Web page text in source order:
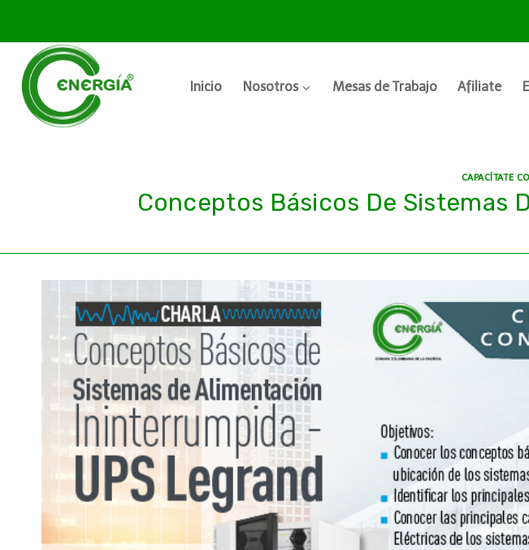
Inicio Nosotros Mesas de Trabajo Afiliate
CAPACÍTATE
Conceptos Básicos De Sistemas